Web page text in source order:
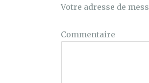
Votre adresse de
Commentaire